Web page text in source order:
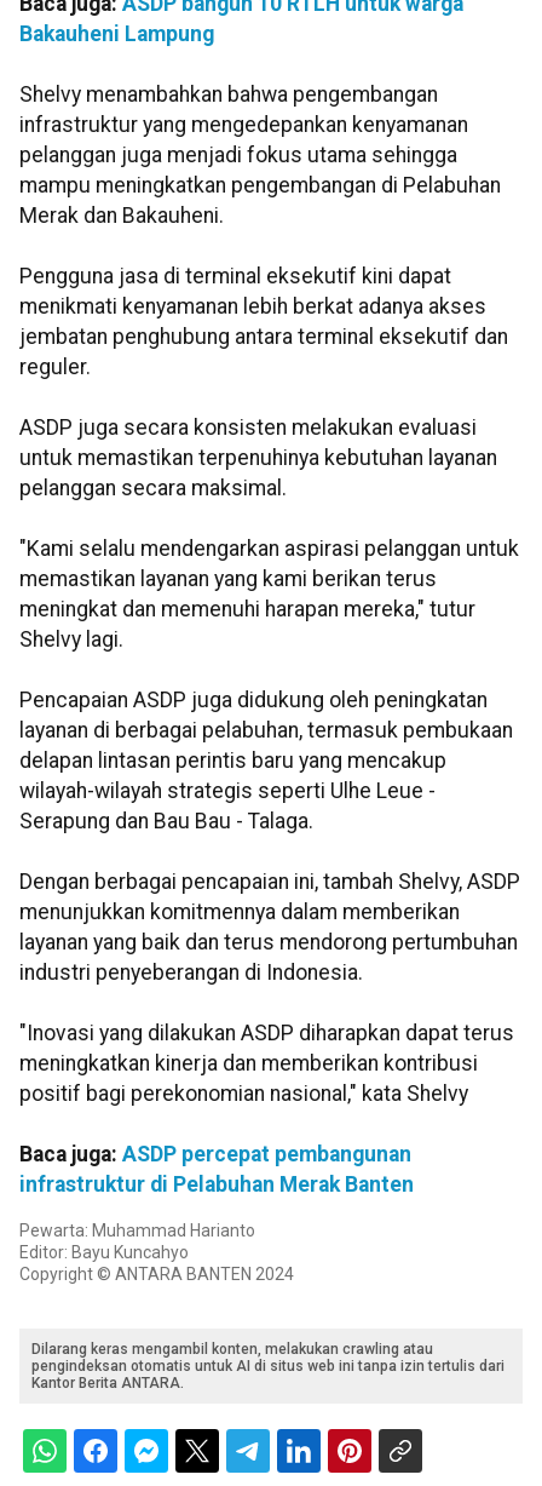
Bakauheni Lampung
Shelvy menambahkan bahwa pengembangan
infrastruktur yang mengedepankan kenyamanan
pelanggan juga menjadi fokus utama sehingga
mampu meningkatkan pengembangan di Pelabuhan
Merak dan Bakauheni.
Pengguna jasa di terminal eksekutif kini dapat
menikmati kenyamanan lebih berkat adanya akses
jembatan penghubung antara terminal eksekutif dan
reguler.
ASDP juga secara konsisten melakukan evaluasi
untuk memastikan terpenuhinya kebutuhan layanan
pelanggan secara maksimal.
"Kami selalu mendengarkan aspirasi pelanggan untuk
memastikan layanan yang kami berikan terus
meningkat dan memenuhi harapan mereka," tutur
Shelvy lagi.
Pencapaian ASDP juga didukung oleh peningkatan
layanan di berbagai pelabuhan, termasuk pembukaan
delapan lintasan perintis baru yang mencakup
wilayah-wilayah strategis seperti Ulhe Leue -
Serapung dan Bau Bau - Talaga.
Dengan berbagai pencapaian ini, tambah Shelvy, ASDP
menunjukkan komitmennya dalam memberikan
layanan yang baik dan terus mendorong pertumbuhan
industri penyeberangan di Indonesia.
"Inovasi yang dilakukan ASDP diharapkan dapat terus
meningkatkan kinerja dan memberikan kontribusi
positif bagi perekonomian nasional," kata Shelvy
Baca juga: ASDP percepat pembangunan
infrastruktur di Pelabuhan Merak Banten
Pewarta: Muhammad Harianto
Editor: Bayu Kuncahyo
Copyright © ANTARA BANTEN 2024
Dilarang keras mengambil konten, melakukan crawling atau
pengindeksan otomatis untuk AI di situs web ini tanpa izin tertulis dari
Kantor Berita ANTARA.